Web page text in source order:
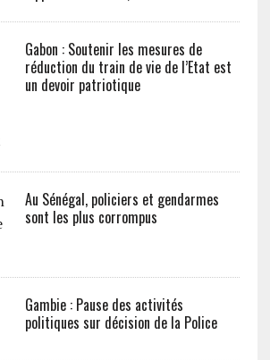
Gabon : Soutenir les mesures de
réduction du train de vie de l’Etat est
un devoir patriotique
Au Sénégal, policiers et gendarmes
sont les plus corrompus
Gambie : Pause des activités
politiques sur décision de la Police